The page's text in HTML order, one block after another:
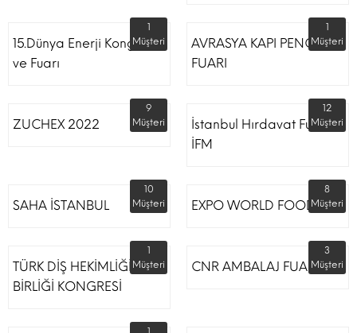
15.Dünya Enerji Kongresi
ve Fuarı
1
Müşteri
AVRASYA KAPI PENCERE
FUARI
1
Müşteri
ZUCHEX 2022
9
Müşteri
İstanbul Hırdavat Fuarı
İFM
12
Müşteri
SAHA İSTANBUL
10
Müşteri
EXPO WORLD FOOD
8
Müşteri
TÜRK DİŞ HEKİMLİĞİ
BİRLİĞİ KONGRESİ
1
Müşteri
CNR AMBALAJ FUARI
3
Müşteri